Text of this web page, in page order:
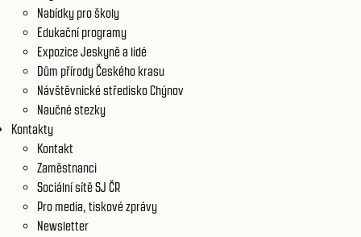
Nabídky pro školy
Edukační programy
Expozice Jeskyně a lidé
Dům přírody Českého krasu
Návštěvnické středisko Chýnov
Naučné stezky
Kontakty
Kontakt
Zaměstnanci
Sociální sítě SJ ČR
Pro media, tiskové zprávy
Newsletter